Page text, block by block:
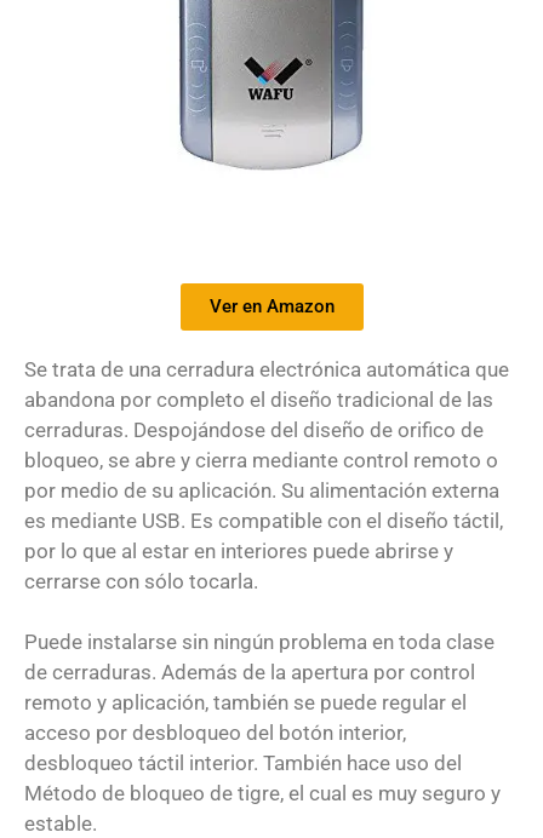
Ver en Amazon
Se trata de una cerradura electrónica automática que
abandona por completo el diseño tradicional de las
cerraduras. Despojándose del diseño de orifico de
bloqueo, se abre y cierra mediante control remoto o
por medio de su aplicación. Su alimentación externa
es mediante USB. Es compatible con el diseño táctil,
por lo que al estar en interiores puede abrirse y
cerrarse con sólo tocarla.
Puede instalarse sin ningún problema en toda clase
de cerraduras. Además de la apertura por control
remoto y aplicación, también se puede regular el
acceso por desbloqueo del botón interior,
desbloqueo táctil interior. También hace uso del
Método de bloqueo de tigre, el cual es muy seguro y
estable.